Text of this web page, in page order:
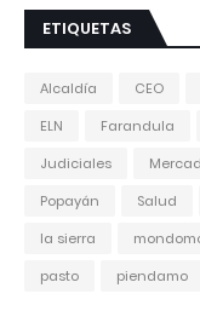
ETIQUETAS
Alcaldía CEO
ELN
Farandula
Judiciales
Popayán
Salud
la sierra
pasto
piendamo